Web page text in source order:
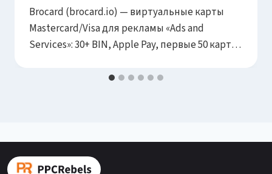
Brocard (brocard.io) — виртуальные карты
Mastercard/Visa для рекламы «Ads and
Services»: 30+ BIN, Apple Pay, первые 50 карт
на MAC Affiliate Conference Ереван 2026.